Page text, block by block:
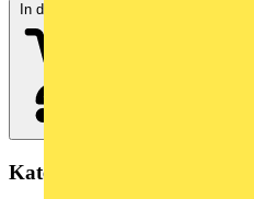
In den Warenkorb
Kategorien